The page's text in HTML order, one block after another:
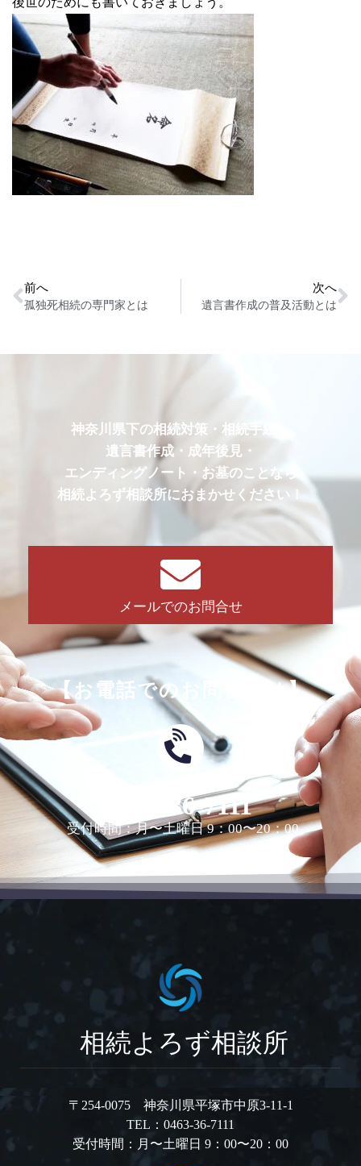
前へ
孤独死相続の専門家とは
次へ
遺言書作成の普及活動とは
神奈川県下の相続対策・相続手続・
遺言書作成・成年後見・
エンディングノート・お墓のことなら
相続よろず相談所におまかせください！
メールでのお問合せ
【お電話でのお問合せは】
0463-36-7111
受付時間：月〜土曜日 9：00〜20：00
相続よろず相談所
〒254-0075 神奈川県平塚市中原3-11-1
TEL：0463-36-7111
受付時間：月〜土曜日 9：00〜20：00